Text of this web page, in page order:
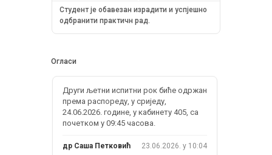
Студент је обавезан израдити и успјешно
одбранити практичн рад.
Огласи
Други љетни испитни рок биће одржан
према распореду, у сриједу,
24.06.2026. године, у кабинету 405, са
почетком у 09:45 часова.
др Саша Петковић 23.06.2026. у 10:04